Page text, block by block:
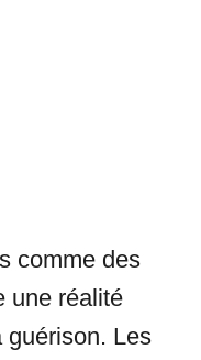
comme des
une réalité
guérison. Les